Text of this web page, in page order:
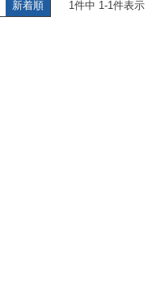
新着順 1件中 1-1件表示